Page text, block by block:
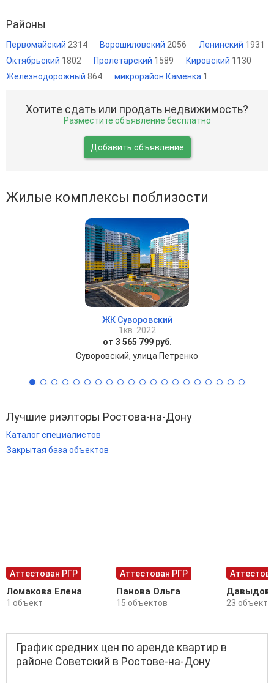
Районы
Первомайский 2314 Ворошиловский 2056 Ленинский 1931
Октябрьский 1802 Пролетарский 1589 Кировский 1130
Железнодорожный 864 микрорайон Каменка 1
Хотите сдать или продать недвижимость?
Разместите объявление бесплатно
Добавить объявление
Жилые комплексы поблизости
ЖК Суворовский
1кв. 2022
от 3 565 799 руб.
Суворовский, улица Петренко
Лучшие риэлторы Ростова-на-Дону
Каталог специалистов
Закрытая база объектов
Аттестован РГР
Ломакова Елена
1 объект
Аттестован РГР
Панова Ольга
15 объектов 23 объекта
График средних цен по аренде квартир в
районе Советский в Ростове-на-Дону